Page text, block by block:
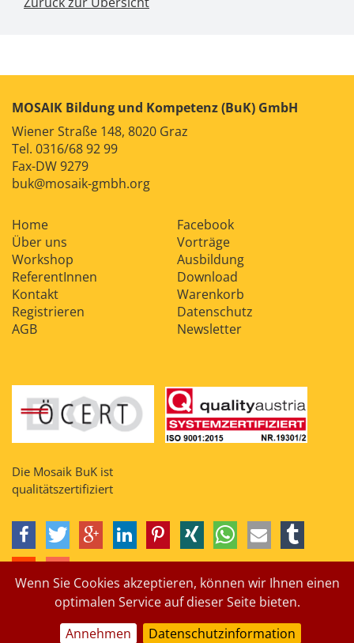
Wenn Sie Cookies akzeptieren, können wir Ihnen einen
optimalen Service auf dieser Seite bieten.
Annehmen
Datenschutzinformation
MOSAIK Bildung und Kompetenz (BuK) GmbH
Wiener Straße 148, 8020 Graz
Tel. 0316/68 92 99
Fax-DW 9279
buk@mosaik-gmbh.org
Home
Facebook
Über uns
Vorträge
Workshop
Ausbildung
ReferentInnen
Download
Kontakt
Warenkorb
Registrieren
Datenschutz
AGB
Newsletter
Die Mosaik BuK ist
qualitätszertifiziert
Impressum Suche